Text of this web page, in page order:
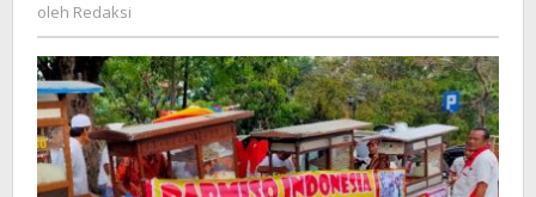
di
DPRD
Kota
Bekasi
oleh Redaksi